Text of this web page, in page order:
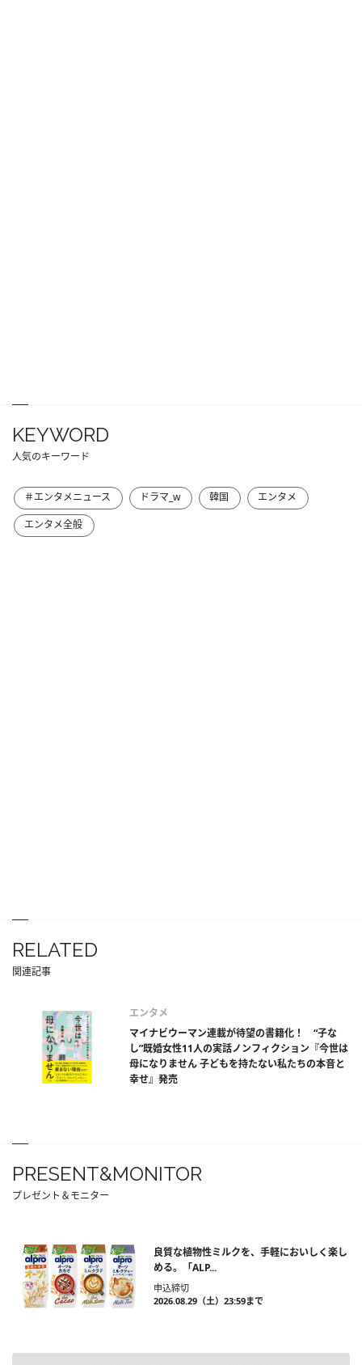
KEYWORD
人気のキーワード
＃エンタメニュース ドラマ_w 韓国
エンタメ
エンタメ全般
RELATED
関連記事
エンタメ
マイナビウーマン連載が待望の書籍化！ “子な
し”既婚女性11人の実話ノンフィクション『今世は
母になりません 子どもを持たない私たちの本音と
幸せ』発売
PRESENT&MONITOR
プレゼント＆モニター
良質な植物性ミルクを、手軽においしく楽し
める。「ALP...
申込締切
2026.08.29（土）23:59まで